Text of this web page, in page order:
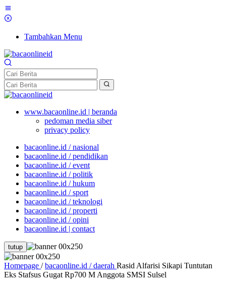
Tambahkan Menu
www.bacaonline.id | beranda
pedoman media siber
privacy policy
bacaonline.id / nasional
bacaonline.id / pendidikan
bacaonline.id / event
bacaonline.id / politik
bacaonline.id / hukum
bacaonline.id / sport
bacaonline.id / teknologi
bacaonline.id / properti
bacaonline.id / opini
bacaonline.id | contact
tutup
Homepage / bacaonline.id / daerah Rasid Alfarisi Sikapi Tuntutan
Eks Stafsus Gugat Rp700 M Anggota SMSI Sulsel